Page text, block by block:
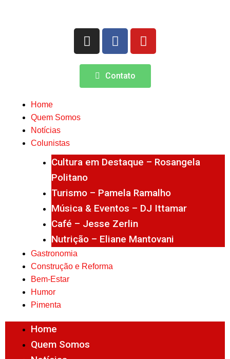
Contato
Home
Quem Somos
Notícias
Colunistas
Cultura em Destaque – Rosangela
Politano
Turismo – Pamela Ramalho
Música & Eventos – DJ Ittamar
Café – Jesse Zerlin
Nutrição – Eliane Mantovani
Gastronomia
Construção e Reforma
Bem-Estar
Humor
Pimenta
Home
Quem Somos